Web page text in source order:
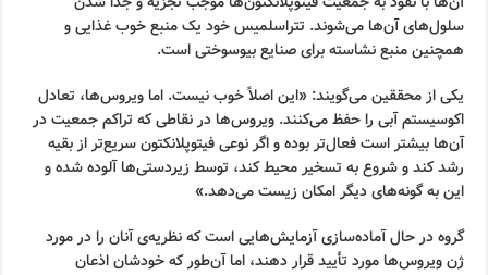
سلول‌های آن‌ها می‌شوند. تتراسلمیس خود یک منبع خوب غذایی و
همچنین منبع نشاسته برای صنایع بیوسوختی است.
یکی از محققین می‌گویند: «این اصلاً خوب نیست. اما ویروس‌ها، تعادل
اکوسیستم آبی را حفظ می‌کنند. ویروس‌ها در نقاطی که تراکم جمعیت در
آن‌ها بیشتر است فعال‌تر بوده و اگر نوعی فیتوپلانکتون سریع‌تر از بقیه
رشد کند و شروع به تسخیر محیط کند، توسط زیردستی‌ها آلوده شده و
این به گونه‌های دیگر امکان زیست می‌دهد.»
گروه در حال آماده‌سازی آزمایش‌هایی است که نظریه‌ی آنان را در مورد
ژن ویروس‌ها مورد تأیید قرار دهند، اما آن‌طور که خودشان اذعان